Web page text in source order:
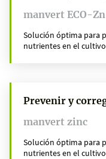
manvert ECO-Zn
Solución óptima para
nutrientes en el
Prevenir y
manvert zinc
Solución óptima para
nutrientes en el